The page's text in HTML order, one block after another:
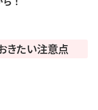
きたい注意点